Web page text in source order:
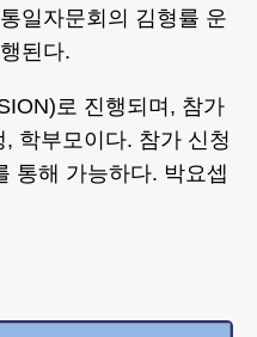
일자문회의 김형률 운
된다.
로 진행되며, 참가
학부모이다. 참가 신청
통해 가능하다. 박요셉